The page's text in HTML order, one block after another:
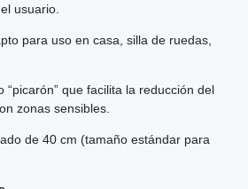
usuario.
para uso en casa, silla de ruedas,
“picarón” que facilita la reducción del
zonas sensibles.
de 40 cm (tamaño estándar para